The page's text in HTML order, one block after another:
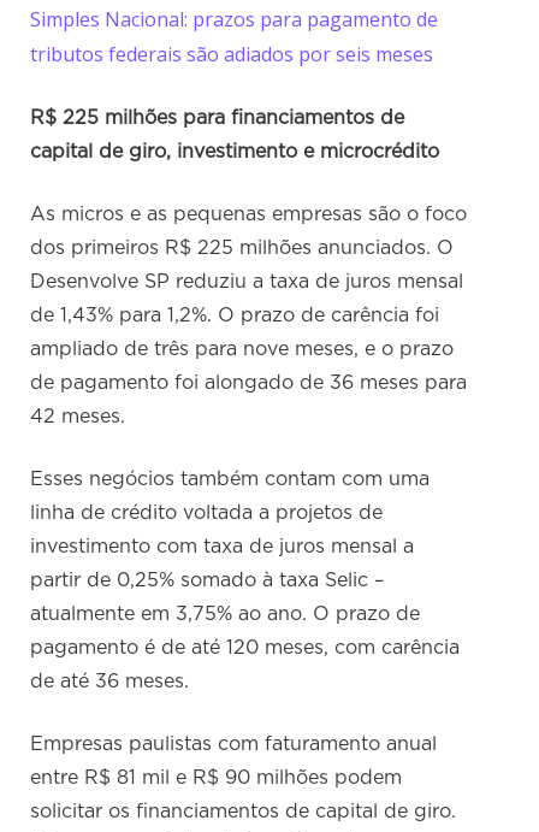
Simples Nacional: prazos para pagamento de
tributos federais são adiados por seis meses
R$ 225 milhões para financiamentos de
capital de giro, investimento e microcrédito
As micros e as pequenas empresas são o foco
dos primeiros R$ 225 milhões anunciados. O
Desenvolve SP reduziu a taxa de juros mensal
de 1,43% para 1,2%. O prazo de carência foi
ampliado de três para nove meses, e o prazo
de pagamento foi alongado de 36 meses para
42 meses.
Esses negócios também contam com uma
linha de crédito voltada a projetos de
investimento com taxa de juros mensal a
partir de 0,25% somado à taxa Selic –
atualmente em 3,75% ao ano. O prazo de
pagamento é de até 120 meses, com carência
de até 36 meses.
Empresas paulistas com faturamento anual
entre R$ 81 mil e R$ 90 milhões podem
solicitar os financiamentos de capital de giro.